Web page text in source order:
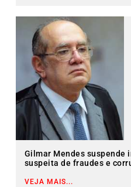
Gilmar Mendes suspende
suspeita de fraudes e
VEJA MAIS...